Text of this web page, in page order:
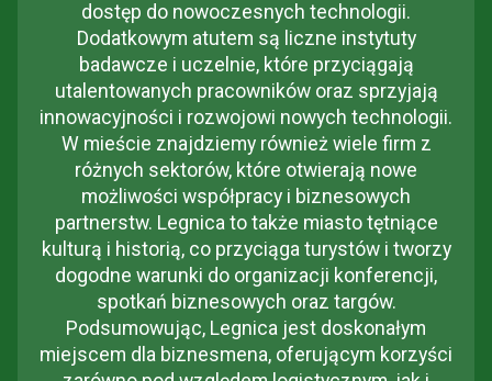
dostęp do nowoczesnych technologii.
Dodatkowym atutem są liczne instytuty
badawcze i uczelnie, które przyciągają
utalentowanych pracowników oraz sprzyjają
innowacyjności i rozwojowi nowych technologii.
W mieście znajdziemy również wiele firm z
różnych sektorów, które otwierają nowe
możliwości współpracy i biznesowych
partnerstw. Legnica to także miasto tętniące
kulturą i historią, co przyciąga turystów i tworzy
dogodne warunki do organizacji konferencji,
spotkań biznesowych oraz targów.
Podsumowując, Legnica jest doskonałym
miejscem dla biznesmena, oferującym korzyści